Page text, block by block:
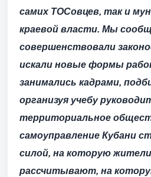
самих ТОСовцев, так и
краевой власти. Мы
совершенствовали
искали новые формы
занимались кад­рами,
организуя учебу
территориальное
самоуправление Кубани
силой, на которую жители
рассчитывают, на